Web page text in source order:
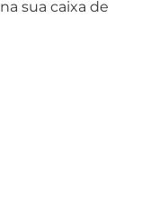
sua caixa de